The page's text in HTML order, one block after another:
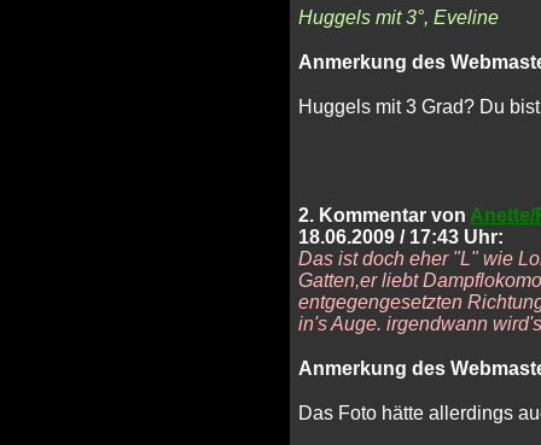
Huggels mit 3°, Eveline
Anmerkung des
Huggels mit 3 Grad? Du
2. Kommentar von Anette/
18.06.2009 / 17:43 Uhr:
Das ist doch eher "L" wie
Gatten,er liebt
entgegengesetzten
in's Auge. irgendwann
Anmerkung des
Das Foto hätte allerdings